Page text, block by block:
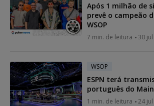
Após 1 milhão de
prevê o campeão
WSOP
7 min. de leitura 30
WSOP
ESPN terá
português do Main
1 min. de leitura 24